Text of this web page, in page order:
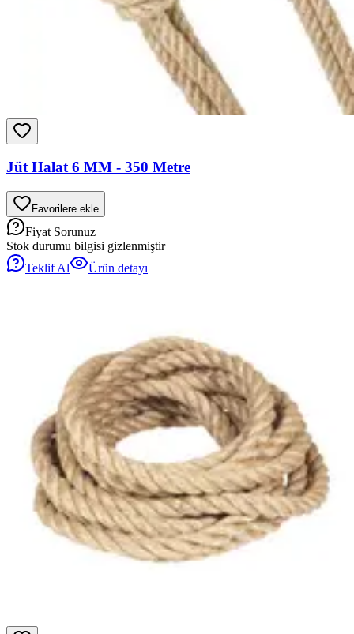
Jüt Halat 6 MM - 350 Metre
Favorilere ekle
Fiyat Sorunuz
Stok durumu bilgisi gizlenmiştir
Teklif Al
Ürün detayı